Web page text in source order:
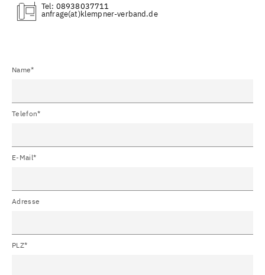
Tel: 08938037711
(at)
Name*
Telefon*
E-Mail*
Adresse
PLZ*